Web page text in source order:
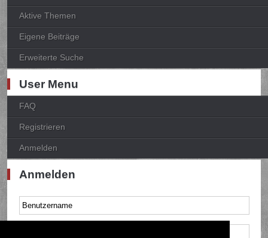
Aktive Themen
Eigene Beiträge
Erweiterte Suche
User Menu
FAQ
Registrieren
Anmelden
Anmelden